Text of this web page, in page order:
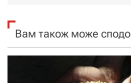
і
я
з
Вам також може